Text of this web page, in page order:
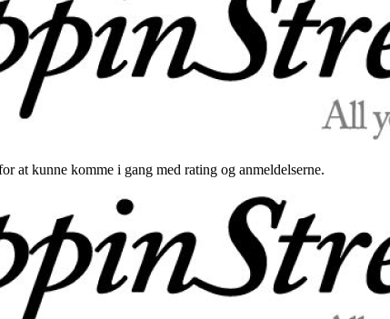
at kunne komme i gang med rating og anmeldelserne.